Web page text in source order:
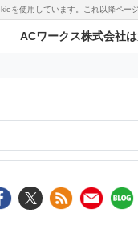
を使用しています。これ以降ペ
ACワークス株式会社